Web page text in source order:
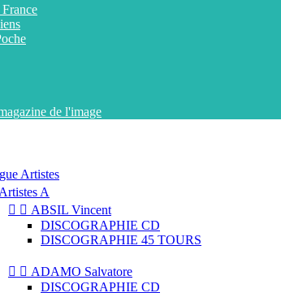
de l'image
Artistes
Artistes A
  ABSIL Vincent
DISCOGRAPHIE CD
DISCOGRAPHIE 45 TOURS
  ADAMO Salvatore
DISCOGRAPHIE CD